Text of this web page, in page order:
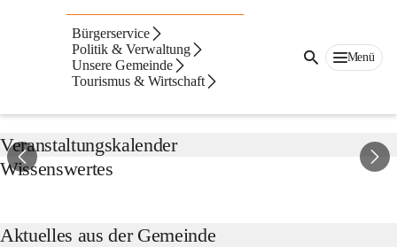
Bürgerservice
Politik & Verwaltung
Unsere Gemeinde
Tourismus & Wirtschaft
Menü
mehr...
Aktuelles von der Gemeinde
Veranstaltungskalender
Wissenswertes
Aktuelles aus der Gemeinde